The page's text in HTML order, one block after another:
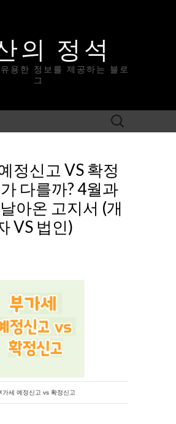
의 정석
용한 정보를 제공하는 블로
그
Search
for:
정신고 VS 확정
다를까? 4월과
아온 고지서 (개
VS 법인)
가세 예정신고 vs 확정신고